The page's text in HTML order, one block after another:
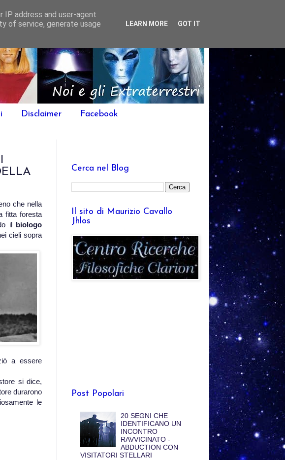
Disclaimer Facebook
che nella
fitta foresta
il
biologo
cieli sopra
a essere
si dice,
durarono
le
Cerca nel Blog
Il sito di Maurizio Cavallo
Jhlos
Post Popolari
20 SEGNI CHE
IDENTIFICANO UN
INCONTRO
RAVVICINATO -
ABDUCTION CON
VISITATORI STELLARI
IP address and user-agent
of service, generate usage
LEARN MORE GOT IT